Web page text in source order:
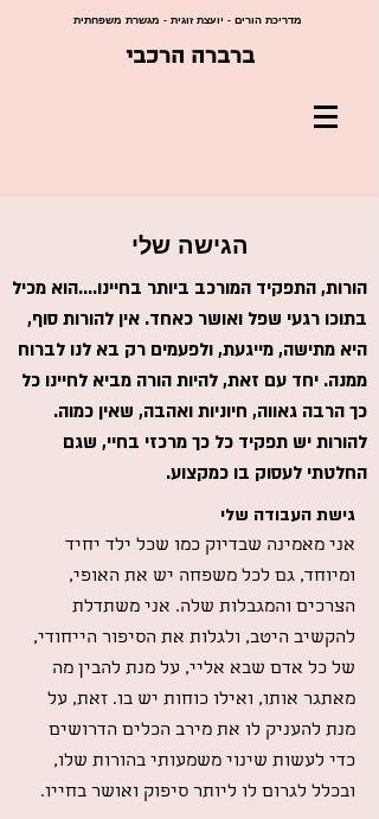
מדריכת הורים - יועצת זוגית - מגשרת משפחתית
ברברה הרכבי
הגישה שלי
הורות, התפקיד המורכב ביותר בחיינו....הוא מכיל
בתוכו רגעי שפל ואושר כאחד. אין להורות סוף,
היא מתישה, מייגעת, ולפעמים רק בא לנו לברוח
ממנה. יחד עם זאת, להיות הורה מביא לחיינו כל
כך הרבה גאווה, חיוניות ואהבה, שאין כמוה.
להורות יש תפקיד כל כך מרכזי בחיי, שגם
החלטתי לעסוק בו כמקצוע.
גישת העבודה שלי
אני מאמינה שבדיוק כמו שכל ילד יחיד
ומיוחד, גם לכל משפחה יש את האופי,
הצרכים והמגבלות שלה. אני משתדלת
להקשיב היטב, ולגלות את הסיפור הייחודי,
של כל אדם שבא אליי, על מנת להבין מה
מאתגר אותו, ואילו כוחות יש בו. זאת, על
מנת להעניק לו את מירב הכלים הדרושים
כדי לעשות שינוי משמעותי בהורות שלו,
ובכלל לגרום לו ליותר סיפוק ואושר בחייו.